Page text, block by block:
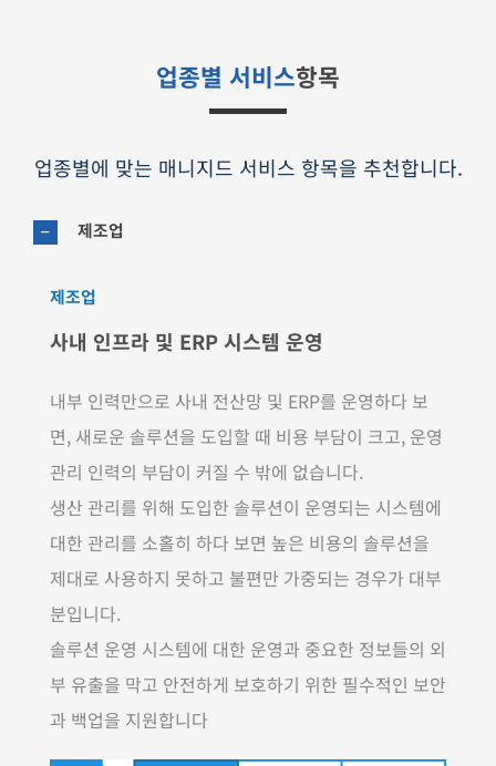
업종별 서비스항목
업종별에 맞는 매니지드 서비스 항목을 추천합니다.
제조업
제조업
사내 인프라 및 ERP 시스템 운영
내부 인력만으로 사내 전산망 및 ERP를 운영하다 보
면, 새로운 솔루션을 도입할 때 비용 부담이 크고, 운영
관리 인력의 부담이 커질 수 밖에 없습니다.
생산 관리를 위해 도입한 솔루션이 운영되는 시스템에
대한 관리를 소홀히 하다 보면 높은 비용의 솔루션을
제대로 사용하지 못하고 불편만 가중되는 경우가 대부
분입니다.
솔루션 운영 시스템에 대한 운영과 중요한 정보들의 외
부 유출을 막고 안전하게 보호하기 위한 필수적인 보안
과 백업을 지원합니다